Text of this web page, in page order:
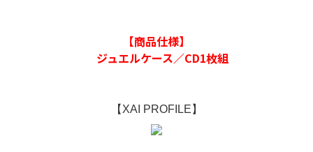
【商品仕様】
ジュエルケース／CD1枚組
【XAI PROFILE 】